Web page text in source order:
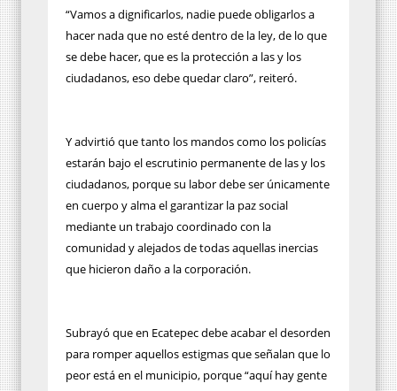
“Vamos a dignificarlos, nadie puede obligarlos a
hacer nada que no esté dentro de la ley, de lo que
se debe hacer, que es la protección a las y los
ciudadanos, eso debe quedar claro”, reiteró.
Y advirtió que tanto los mandos como los policías
estarán bajo el escrutinio permanente de las y los
ciudadanos, porque su labor debe ser únicamente
en cuerpo y alma el garantizar la paz social
mediante un trabajo coordinado con la
comunidad y alejados de todas aquellas inercias
que hicieron daño a la corporación.
Subrayó que en Ecatepec debe acabar el desorden
para romper aquellos estigmas que señalan que lo
peor está en el municipio, porque “aquí hay gente